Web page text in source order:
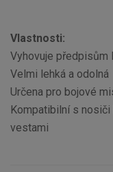
Vlastnosti:
Vyhovuje předpisům
Velmi lehká a odolná
Určena pro bojové
Kompatibilní s
vestami